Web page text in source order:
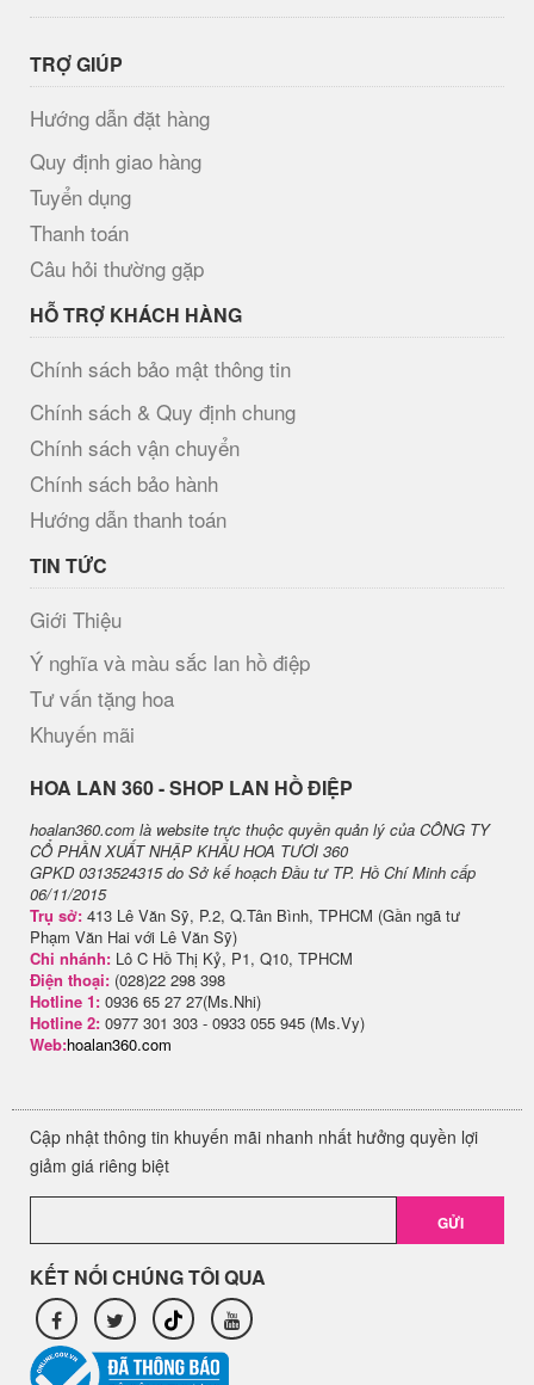
TRỢ GIÚP
Hướng dẫn đặt hàng
Quy định giao hàng
Tuyển dụng
Thanh toán
Câu hỏi thường gặp
HỖ TRỢ KHÁCH HÀNG
Chính sách bảo mật thông tin
Chính sách & Quy định chung
Chính sách vận chuyển
Chính sách bảo hành
Hướng dẫn thanh toán
TIN TỨC
Giới Thiệu
Ý nghĩa và màu sắc lan hồ điệp
Tư vấn tặng hoa
Khuyến mãi
H​OA LAN 360 - SHOP LAN HỒ ĐIỆP
hoalan360.com là website trực thuộc quyền quản lý của CÔNG TY
CỔ PHẦN XUẤT NHẬP KHẨU HOA TƯƠI 360
GPKD 0313524315 do Sở kế hoạch Đầu tư TP. Hồ Chí Minh cấp
06/11/2015
Trụ sở: 413 Lê Văn Sỹ, P.2, Q.Tân Bình, TPHCM (Gần ngã tư
Phạm Văn Hai với Lê Văn Sỹ)
Chi nhánh: Lô C Hồ Thị Kỷ, P1, Q10, TPHCM
Điện thoại: (028)22 298 398
Hotline 1: 0936 65 27 27(Ms.Nhi)
Hotline 2: 0977 301 303 - 0933 055 945 (Ms.Vy)
Web:hoalan360.com
Cập nhật thông tin khuyến mãi nhanh nhất hưởng quyền lợi
giảm giá riêng biệt
GỬI
KẾT NỐI CHÚNG TÔI QUA